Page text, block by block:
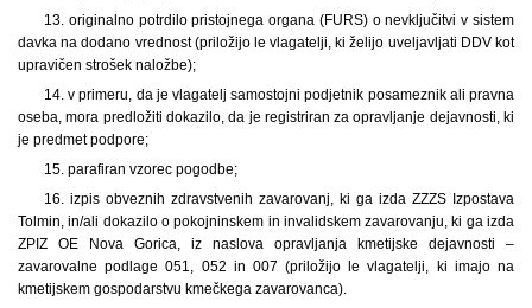
13. originalno potrdilo pristojnega organa (FURS) o nevključitvi v sistem
davka na dodano vrednost (priložijo le vlagatelji, ki želijo uveljavljati DDV kot
upravičen strošek naložbe);
14. v primeru, da je vlagatelj samostojni podjetnik posameznik ali pravna
oseba, mora predložiti dokazilo, da je registriran za opravljanje dejavnosti, ki
je predmet podpore;
15. parafiran vzorec pogodbe;
16. izpis obveznih zdravstvenih zavarovanj, ki ga izda ZZZS Izpostava
Tolmin, in/ali dokazilo o pokojninskem in invalidskem zavarovanju, ki ga izda
ZPIZ OE Nova Gorica, iz naslova opravljanja kmetijske dejavnosti –
zavarovalne podlage 051, 052 in 007 (priložijo le vlagatelji, ki imajo na
kmetijskem gospodarstvu kmečkega zavarovanca).